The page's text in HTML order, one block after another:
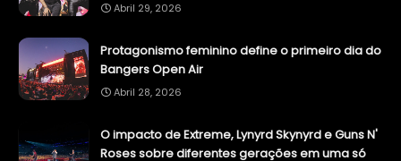
Abril 29, 2026
Protagonismo feminino define o primeiro dia do
Bangers Open Air
Abril 28, 2026
O impacto de Extreme, Lynyrd Skynyrd e Guns N'
Roses sobre diferentes gerações em uma só